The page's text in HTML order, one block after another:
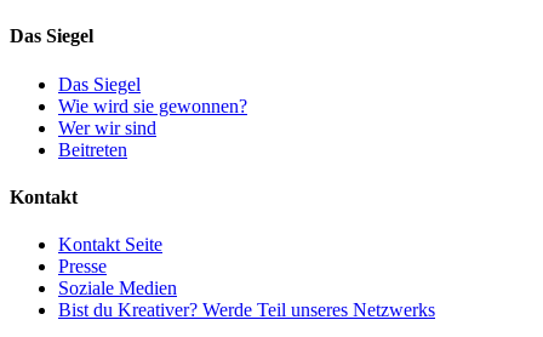
Das Siegel
Das Siegel
Wie wird sie gewonnen?
Wer wir sind
Beitreten
Kontakt
Kontakt Seite
Presse
Soziale Medien
Bist du Kreativer? Werde Teil unseres Netzwerks